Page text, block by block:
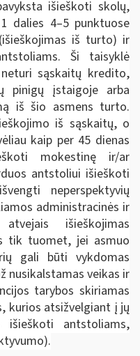
išieškoti skolų,
dalies 4–5 punktuose
iš turto) ir
Ši taisyklė
sąskaitų kredito,
pinigų įstaigoje arba
iš šio asmens turto.
iš sąskaitų, o
kaip per 45 dienas
mokestinę ir/ar
antstoliui išieškoti
neperspektyvių
administracinės ir
išieškojimas
tik tuomet, jei asmuo
gali būti vykdomas
nusikalstamas veikas ir
tarybos skiriamas
kurios atsižvelgiant į jų
išieškoti antstoliams,